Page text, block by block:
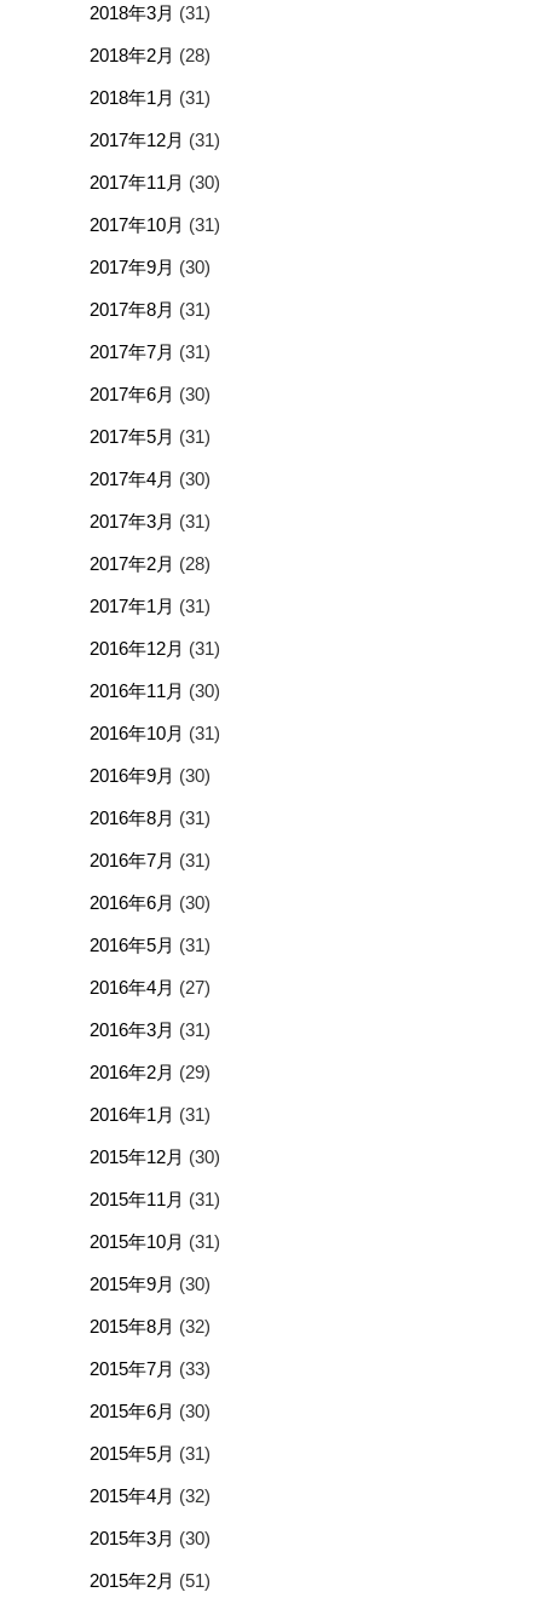
2018年3月 (31)
2018年2月 (28)
2018年1月 (31)
2017年12月 (31)
2017年11月 (30)
2017年10月 (31)
2017年9月 (30)
2017年8月 (31)
2017年7月 (31)
2017年6月 (30)
2017年5月 (31)
2017年4月 (30)
2017年3月 (31)
2017年2月 (28)
2017年1月 (31)
2016年12月 (31)
2016年11月 (30)
2016年10月 (31)
2016年9月 (30)
2016年8月 (31)
2016年7月 (31)
2016年6月 (30)
2016年5月 (31)
2016年4月 (27)
2016年3月 (31)
2016年2月 (29)
2016年1月 (31)
2015年12月 (30)
2015年11月 (31)
2015年10月 (31)
2015年9月 (30)
2015年8月 (32)
2015年7月 (33)
2015年6月 (30)
2015年5月 (31)
2015年4月 (32)
2015年3月 (30)
2015年2月 (51)